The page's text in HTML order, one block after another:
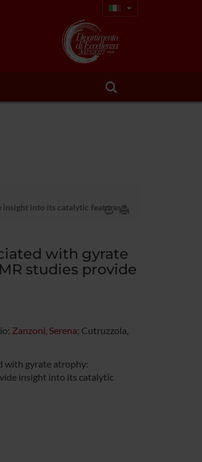
insight into its catalytic features
with gyrate
studies provide
Zanzoni, Serena; Cutruzzola,
with gyrate atrophy:
insight into its catalytic